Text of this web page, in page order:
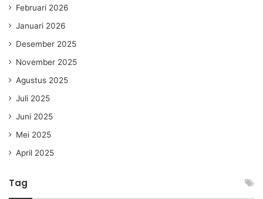
Februari 2026
Januari 2026
Desember 2025
November 2025
Agustus 2025
Juli 2025
Juni 2025
Mei 2025
April 2025
Tag